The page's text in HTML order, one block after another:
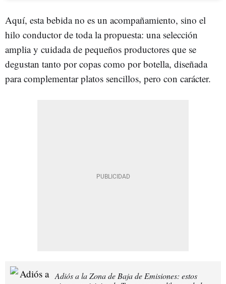
Aquí, esta bebida no es un acompañamiento, sino el
hilo conductor de toda la propuesta: una selección
amplia y cuidada de pequeños productores que se
degustan tanto por copas como por botella, diseñada
para complementar platos sencillos, pero con carácter.
Adiós a la Zona de Baja de Emisiones: estos